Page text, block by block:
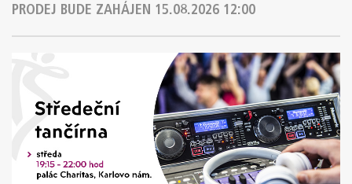
PRODEJ BUDE ZAHÁJEN 15.08.2026 12:00